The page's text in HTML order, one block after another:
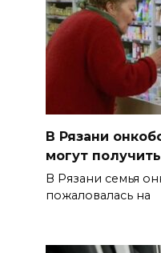
В Рязани
могут
В Рязани семья
пожаловалась на